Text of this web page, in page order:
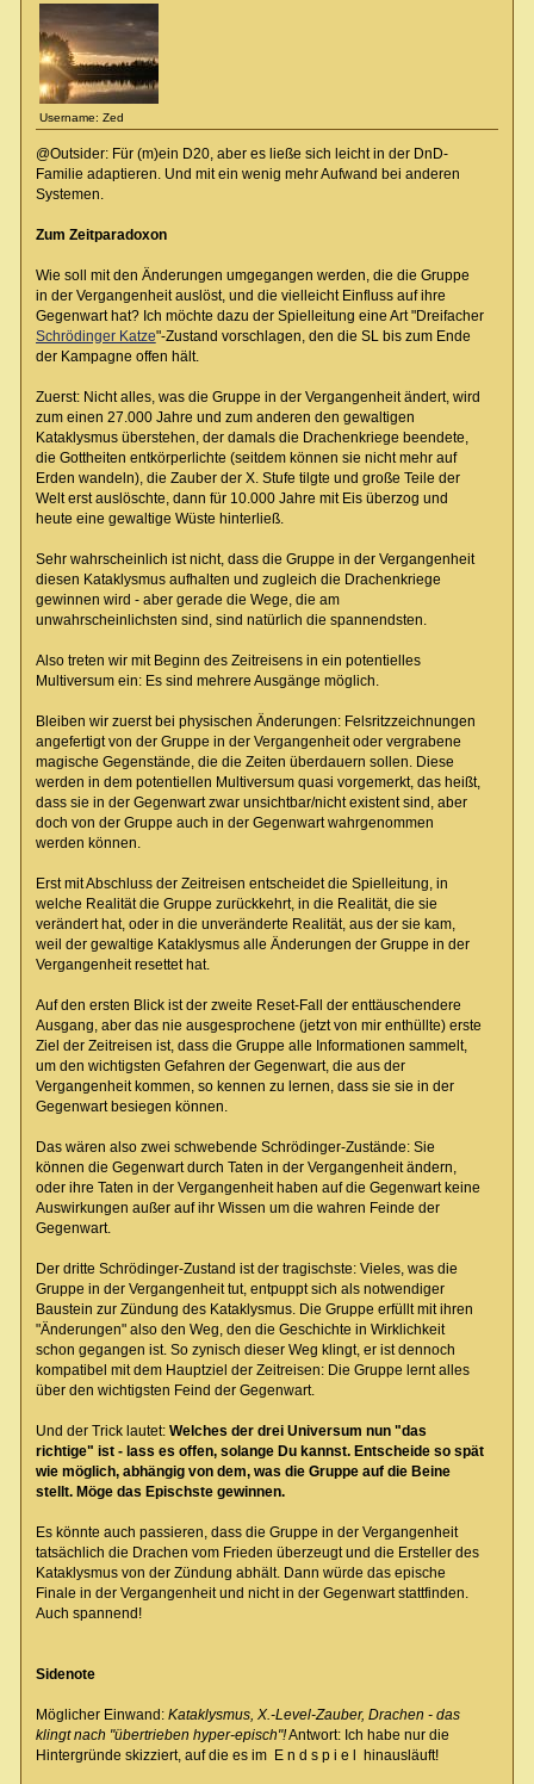
Username: Zed
@Outsider: Für (m)ein D20, aber es ließe sich leicht in der DnD-
Familie adaptieren. Und mit ein wenig mehr Aufwand bei anderen
Systemen.
Zum Zeitparadoxon
Wie soll mit den Änderungen umgegangen werden, die die Gruppe
in der Vergangenheit auslöst, und die vielleicht Einfluss auf ihre
Gegenwart hat? Ich möchte dazu der Spielleitung eine Art "Dreifacher
Schrödinger Katze"-Zustand vorschlagen, den die SL bis zum Ende
der Kampagne offen hält.
Zuerst: Nicht alles, was die Gruppe in der Vergangenheit ändert, wird
zum einen 27.000 Jahre und zum anderen den gewaltigen
Kataklysmus überstehen, der damals die Drachenkriege beendete,
die Gottheiten entkörperlichte (seitdem können sie nicht mehr auf
Erden wandeln), die Zauber der X. Stufe tilgte und große Teile der
Welt erst auslöschte, dann für 10.000 Jahre mit Eis überzog und
heute eine gewaltige Wüste hinterließ.
Sehr wahrscheinlich ist nicht, dass die Gruppe in der Vergangenheit
diesen Kataklysmus aufhalten und zugleich die Drachenkriege
gewinnen wird - aber gerade die Wege, die am
unwahrscheinlichsten sind, sind natürlich die spannendsten.
Also treten wir mit Beginn des Zeitreisens in ein potentielles
Multiversum ein: Es sind mehrere Ausgänge möglich.
Bleiben wir zuerst bei physischen Änderungen: Felsritzzeichnungen
angefertigt von der Gruppe in der Vergangenheit oder vergrabene
magische Gegenstände, die die Zeiten überdauern sollen. Diese
werden in dem potentiellen Multiversum quasi vorgemerkt, das heißt,
dass sie in der Gegenwart zwar unsichtbar/nicht existent sind, aber
doch von der Gruppe auch in der Gegenwart wahrgenommen
werden können.
Erst mit Abschluss der Zeitreisen entscheidet die Spielleitung, in
welche Realität die Gruppe zurückkehrt, in die Realität, die sie
verändert hat, oder in die unveränderte Realität, aus der sie kam,
weil der gewaltige Kataklysmus alle Änderungen der Gruppe in der
Vergangenheit resettet hat.
Auf den ersten Blick ist der zweite Reset-Fall der enttäuschendere
Ausgang, aber das nie ausgesprochene (jetzt von mir enthüllte) erste
Ziel der Zeitreisen ist, dass die Gruppe alle Informationen sammelt,
um den wichtigsten Gefahren der Gegenwart, die aus der
Vergangenheit kommen, so kennen zu lernen, dass sie sie in der
Gegenwart besiegen können.
Das wären also zwei schwebende Schrödinger-Zustände: Sie
können die Gegenwart durch Taten in der Vergangenheit ändern,
oder ihre Taten in der Vergangenheit haben auf die Gegenwart keine
Auswirkungen außer auf ihr Wissen um die wahren Feinde der
Gegenwart.
Der dritte Schrödinger-Zustand ist der tragischste: Vieles, was die
Gruppe in der Vergangenheit tut, entpuppt sich als notwendiger
Baustein zur Zündung des Kataklysmus. Die Gruppe erfüllt mit ihren
"Änderungen" also den Weg, den die Geschichte in Wirklichkeit
schon gegangen ist. So zynisch dieser Weg klingt, er ist dennoch
kompatibel mit dem Hauptziel der Zeitreisen: Die Gruppe lernt alles
über den wichtigsten Feind der Gegenwart.
Und der Trick lautet: Welches der drei Universum nun "das
richtige" ist - lass es offen, solange Du kannst. Entscheide so spät
wie möglich, abhängig von dem, was die Gruppe auf die Beine
stellt. Möge das Epischste gewinnen.
Es könnte auch passieren, dass die Gruppe in der Vergangenheit
tatsächlich die Drachen vom Frieden überzeugt und die Ersteller des
Kataklysmus von der Zündung abhält. Dann würde das epische
Finale in der Vergangenheit und nicht in der Gegenwart stattfinden.
Auch spannend!
Sidenote
Möglicher Einwand: Kataklysmus, X.-Level-Zauber, Drachen - das
klingt nach "übertrieben hyper-episch"!Antwort: Ich habe nur die
Hintergründe skizziert, auf die es im E n d s p i e l hinausläuft!